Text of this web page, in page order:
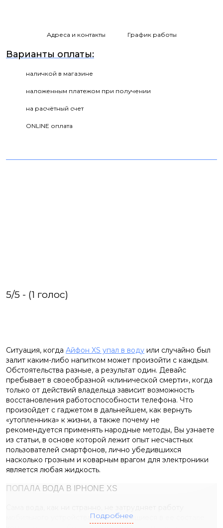
Адреса и контакты График работы
Варианты оплаты:
наличкой в магазине
наложенным платежом при получении
на расчётный счет
ONLINE оплата
5/5 - (1 голос)
Ситуация, когда Айфон XS упал в воду или случайно был
залит каким-либо напитком может произойти с каждым.
Обстоятельства разные, а результат один. Девайс
пребывает в своеобразной «клинической смерти», когда
только от действий владельца зависит возможность
восстановления работоспособности телефона. Что
произойдет с гаджетом в дальнейшем, как вернуть
«утопленника» к жизни, а также почему не
рекомендуется применять народные методы, Вы узнаете
из статьи, в основе которой лежит опыт несчастных
пользователей смартфонов, лично убедившихся
насколько грозным и коварным врагом для электроники
является любая жидкость.
ПОПАЛА ВОДА В IPHONE XS
мобильного устройства, а вот имеющиеся в ее составе
Подробнее